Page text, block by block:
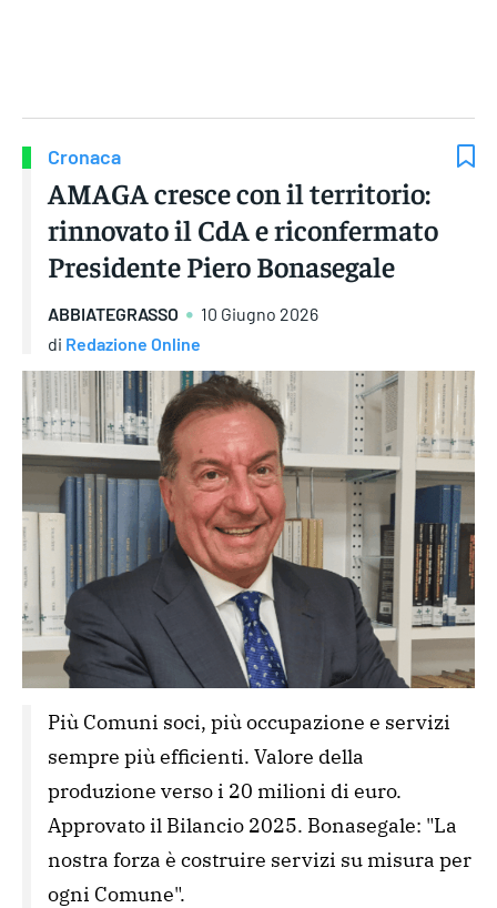
Cronaca
AMAGA cresce con il territorio:
rinnovato il CdA e riconfermato
Presidente Piero Bonasegale
ABBIATEGRASSO
10 Giugno 2026
di Redazione Online
Più Comuni soci, più occupazione e servizi
sempre più efficienti. Valore della
produzione verso i 20 milioni di euro.
Approvato il Bilancio 2025. Bonasegale: "La
nostra forza è costruire servizi su misura per
ogni Comune".